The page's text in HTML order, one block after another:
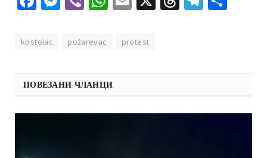
kostolac požarevac protest
ПОВЕЗАНИ ЧЛАНЦИ